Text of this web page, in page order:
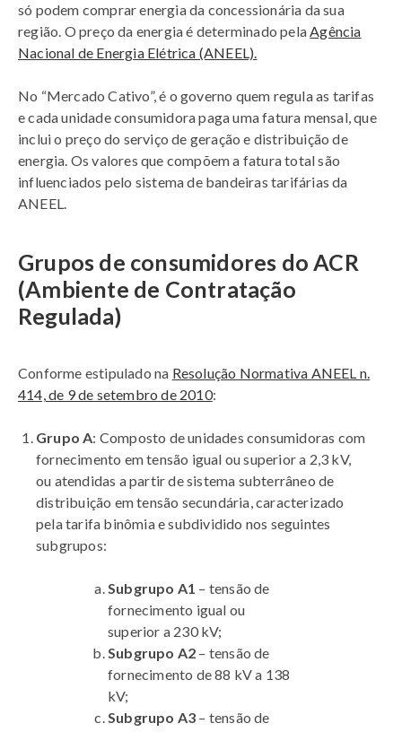
só podem comprar energia da concessionária da sua
região. O preço da energia é determinado pelaAgência
Nacional de Energia Elétrica (ANEEL).
No “Mercado Cativo”, é o governo quem regula as tarifas
e cada unidade consumidora paga uma fatura mensal, que
inclui o preço do serviço de geração e distribuição de
energia. Os valores que compõem a fatura total são
influenciados pelo sistema de bandeiras tarifárias da
ANEEL.
Grupos de consumidores do ACR
(Ambiente de Contratação
Regulada)
Conforme estipulado na Resolução Normativa ANEEL n.
414, de 9 de setembro de 2010:
Grupo A: Composto de unidades consumidoras com
fornecimento em tensão igual ou superior a 2,3 kV,
ou atendidas a partir de sistema subterrâneo de
distribuição em tensão secundária, caracterizado
pela tarifa binômia e subdividido nos seguintes
subgrupos:
Subgrupo A1 – tensão de
fornecimento igual ou
superior a 230 kV;
Subgrupo A2 – tensão de
fornecimento de 88 kV a 138
kV;
Subgrupo A3 – tensão de